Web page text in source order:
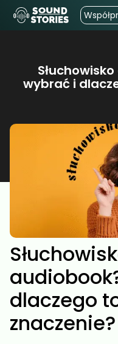
wybrać i
dlaczego
znaczenie?